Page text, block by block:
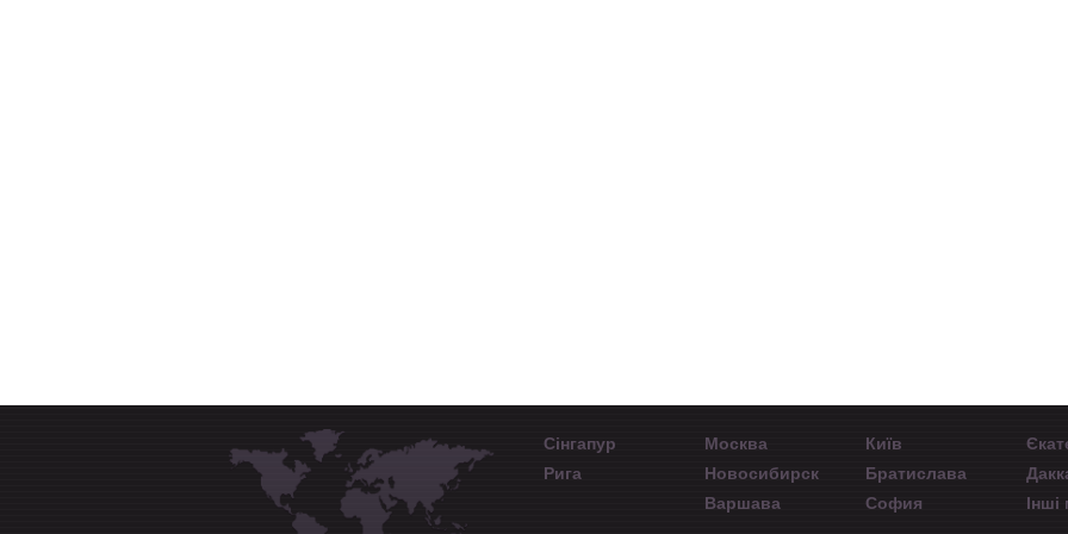
Сінгапур Москва Київ
Рига
Новосибирск Братислава
Варшава
София Інші